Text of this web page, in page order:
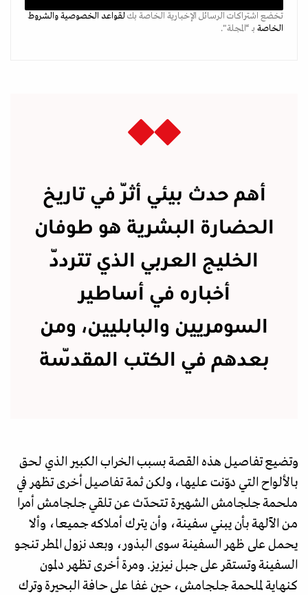
تخضع اشتراكات الرسائل الإخبارية الخاصة بكلقواعد الخصوصيةوالشروط
الخاصة بـ “المجلة".
أهم حدث بيئي أثّر في تاريخ
الحضارة البشرية هو طوفان
الخليج العربي الذي تتردّد
أخباره في أساطير
السومريين والبابليين، ومن
بعدهم في الكتب المقدّسة
وتضيع تفاصيل هذه القصة بسبب الخراب الكبير الذي لحق
بالألواح التي دوّنت عليها، ولكن ثمة تفاصيل أخرى تظهر في
ملحمة جلجامش الشهيرة تتحدّث عن تلقي جلجامش أمرا
من الآلهة بأن يبني سفينة، وأن يترك أملاكه جميعا، وألا
يحمل على ظهر السفينة سوى البذور، وبعد نزول المطر تنجو
السفينة وتستقر على جبل نيزيز. ومرة أخرى تظهر دلمون
كنهاية لملحمة جلجامش، حين غفا على حافة البحيرة وترك